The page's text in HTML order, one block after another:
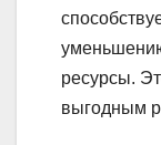
ресурсы.
выгодным